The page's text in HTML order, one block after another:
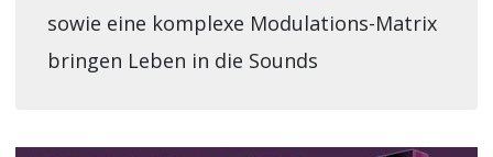
sowie eine komplexe Modulations-Matrix
bringen Leben in die Sounds